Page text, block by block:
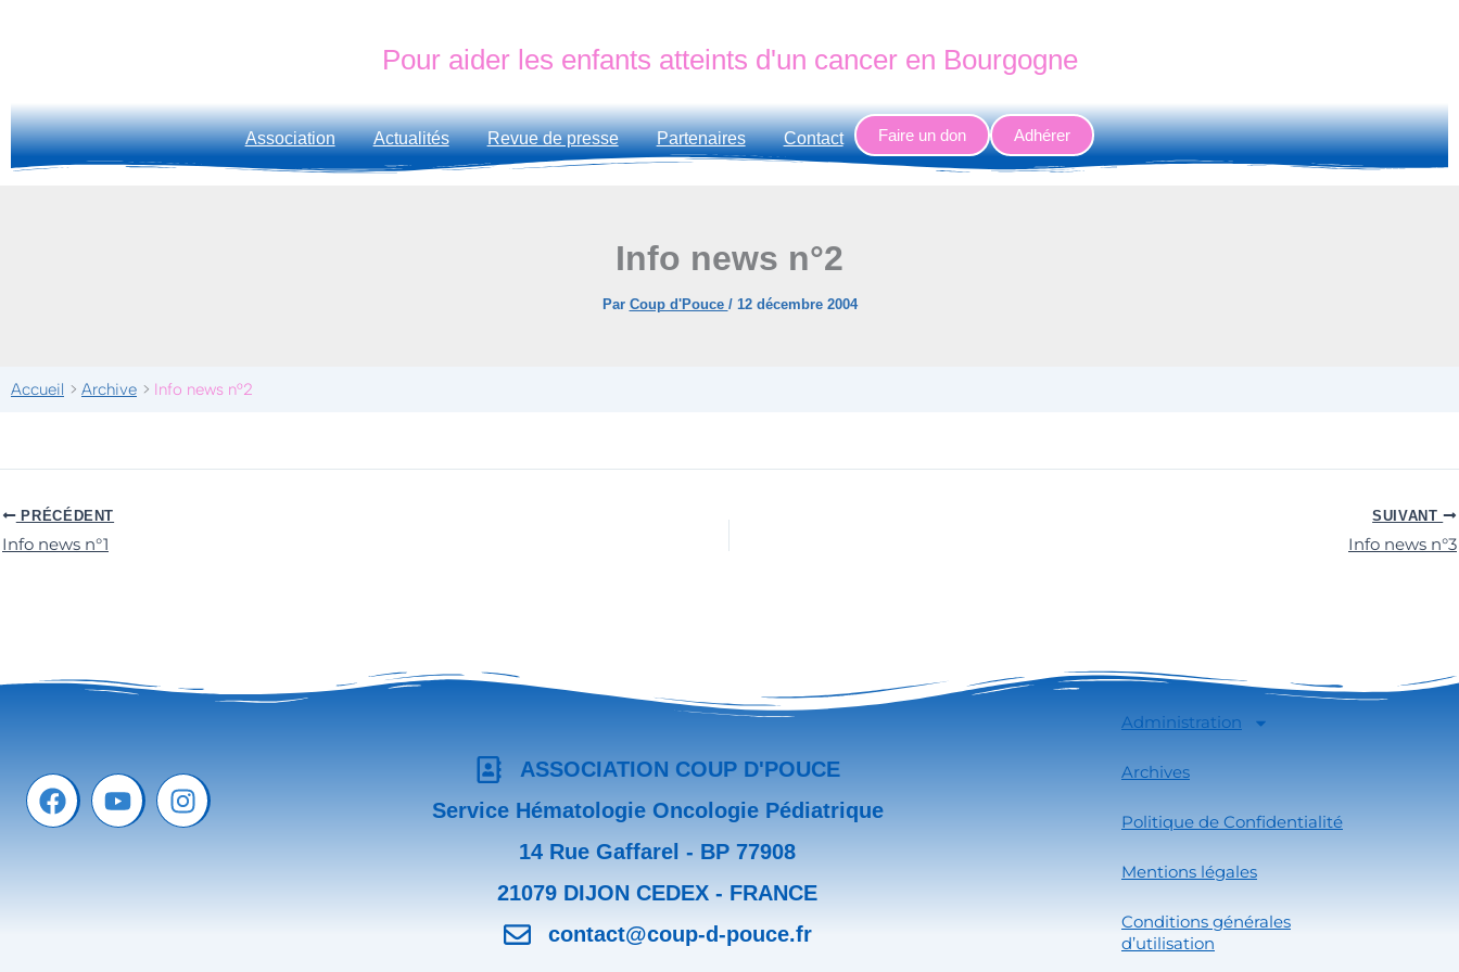
Pour aider les enfants atteints d'un cancer en Bourgogne
Association Actualités Revue de presse Partenaires Contact Faire un don Adhérer
Info news n°2
Par Coup d'Pouce / 12 décembre 2004
Accueil Archive Info news n°2
PRÉCÉDENT
Info news n°1
SUIVANT
Info news n°3
Facebook
YoutubeInstagram
ASSOCIATION COUP D'POUCE
Service Hématologie Oncologie Pédiatrique
14 Rue Gaffarel - BP 77908
21079 DIJON CEDEX - FRANCE
contact@coup-d-pouce.fr
Administration
Archives
Politique de Confidentialité
Mentions légales
Conditions générales
d’utilisation